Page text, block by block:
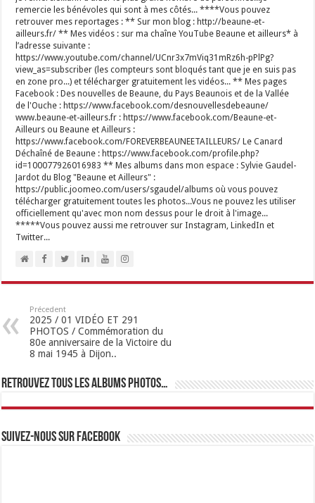
remercie les bénévoles qui sont à mes côtés... ****Vous pouvez
retrouver mes reportages : ** Sur mon blog : http://beaune-et-
ailleurs.fr/ ** Mes vidéos : sur ma chaîne YouTube Beaune et ailleurs* à
l’adresse suivante :
https://www.youtube.com/channel/UCnr3x7mViq31mRz6h-pPlPg?
view_as=subscriber (les compteurs sont bloqués tant que je en suis pas
en zone pro...) et télécharger gratuitement les vidéos... ** Mes pages
Facebook : Des nouvelles de Beaune, du Pays Beaunois et de la Vallée
de l'Ouche : https://www.facebook.com/desnouvellesdebeaune/
www.beaune-et-ailleurs.fr : https://www.facebook.com/Beaune-et-
Ailleurs ou Beaune et Ailleurs :
https://www.facebook.com/FOREVERBEAUNEETAILLEURS/ Le Canard
Déchaîné de Beaune : https://www.facebook.com/profile.php?
id=100077926016983 ** Mes albums dans mon espace : Sylvie Gaudel-
Jardot du Blog "Beaune et Ailleurs" :
https://public.joomeo.com/users/sgaudel/albums où vous pouvez
télécharger gratuitement toutes les photos...Vous ne pouvez les utiliser
officiellement qu'avec mon nom dessus pour le droit à l'image...
*****Vous pouvez aussi me retrouver sur Instagram, LinkedIn et
Twitter...
Précedent
2025 / 01 VIDÉO ET 291
PHOTOS / Commémoration du
80e anniversaire de la Victoire du
8 mai 1945 à Dijon..
Retrouvez tous les albums photos…
Suivez-nous sur Facebook